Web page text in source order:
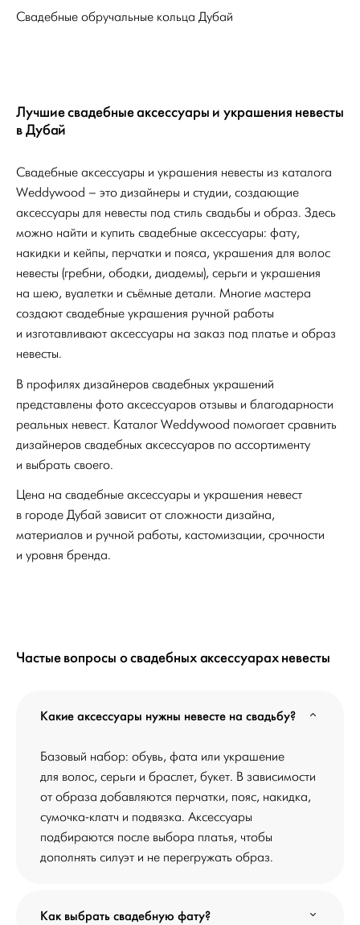
Свадебные обручальные кольца Дубай
Лучшие свадебные аксессуары и украшения невесты
в Дубай
Свадебные аксессуары и украшения невесты из каталога
Weddywood – это дизайнеры и студии, создающие
аксессуары для невесты под стиль свадьбы и образ. Здесь
можно найти и купить свадебные аксессуары: фату,
накидки и кейпы, перчатки и пояса, украшения для волос
невесты (гребни, ободки, диадемы), серьги и украшения
на шею, вуалетки и съёмные детали. Многие мастера
создают свадебные украшения ручной работы
и изготавливают аксессуары на заказ под платье и образ
невесты.
В профилях дизайнеров свадебных украшений
представлены фото аксессуаров отзывы и благодарности
реальных невест. Каталог Weddywood помогает сравнить
дизайнеров свадебных аксессуаров по ассортименту
и выбрать своего.
Цена на свадебные аксессуары и украшения невест
в городе Дубай зависит от сложности дизайна,
материалов и ручной работы, кастомизации, срочности
и уровня бренда.
Частые вопросы о свадебных аксессуарах невесты
Какие аксессуары нужны невесте на свадьбу?
Базовый набор: обувь, фата или украшение
для волос, серьги и браслет, букет. В зависимости
от образа добавляются перчатки, пояс, накидка,
сумочка-клатч и подвязка. Аксессуары
подбираются после выбора платья, чтобы
дополнять силуэт и не перегружать образ.
Как выбрать свадебную фату?